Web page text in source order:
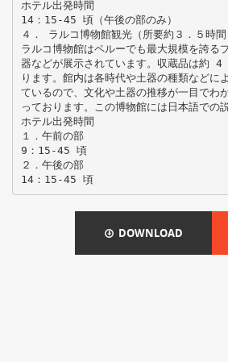
ホテル出発時間
14：15-45 頃（午後の部のみ）
４． ラルコ博物館観光（所要約３．５時間
ラルコ博物館はペルーでも最大規模を誇る
器などが展示されています。収蔵品は約
ります。館内は各時代や土器の種類などに
ているので、文化や土器の推移が一目でわ
っております。この博物館には日本語での
ホテル出発時間
１．午前の部
9：15-45 頃
２．午後の部
14：15-45 頃
DOWNLOAD